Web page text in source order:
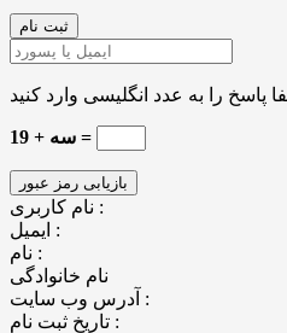
19 + سه =
نام کاربری :
ایمیل :
نام :
نام خانوادگی
آدرس وب سایت :
تاریخ ثبت نام :